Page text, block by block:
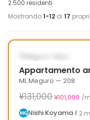
2.500 residenti.
Mostrando1-12 di 17
DISPONIBILE ORA
‹
Meguro, Tokyo
Appartamento
ML Meguro — 208
¥131,000 ¥101,000 /
Nishi Koyama
2